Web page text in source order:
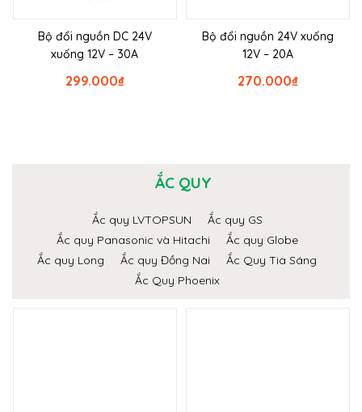
Bộ đổi nguồn DC 24V
xuống 12V – 30A
₫
299.000
Bộ đổi nguồn 24V xuống
12V – 20A
₫
270.000
ẮC QUY
Ắc quy LVTOPSUN
Ắc quy GS
Ắc quy Panasonic và Hitachi
Ắc quy Globe
Ắc quy Long
Ắc quy Đồng Nai
Ắc Quy Tia Sáng
Ắc Quy Phoenix